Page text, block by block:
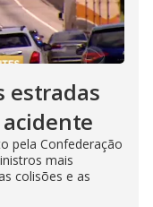
estradas
pela Confederação
mais
colisões e as